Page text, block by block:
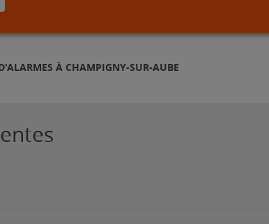
À CHAMPIGNY-SUR-AUBE